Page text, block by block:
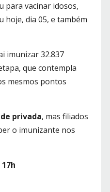
para vacinar idosos,
hoje, dia 05, e também
imunizar 32.837
que contempla
mesmos pontos
privada, mas filiados
o imunizante nos